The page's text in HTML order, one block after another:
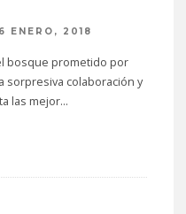
ENERO, 2018
bosque prometido por
sorpresiva colaboración y
las mejor...